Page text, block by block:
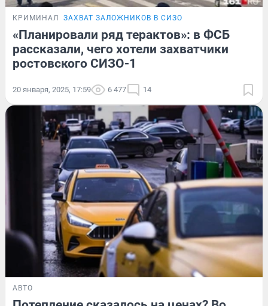
КРИМИНАЛ ЗАХВАТ ЗАЛОЖНИКОВ В СИЗО
«Планировали ряд терактов»: в ФСБ
рассказали, чего хотели захватчики
ростовского СИЗО-1
20 января, 2025, 17:59 6 477 14
АВТО